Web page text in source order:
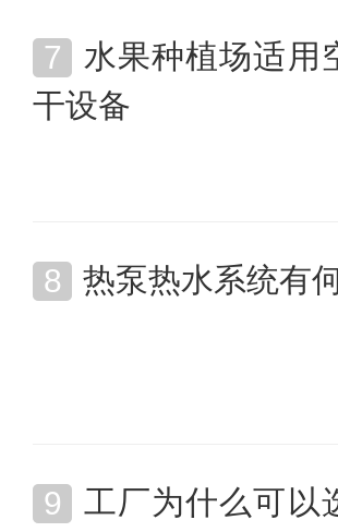
水果种植场适用
干设备
热泵热水系统有
工厂为什么可以